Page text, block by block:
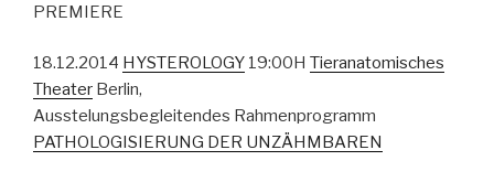
PREMIERE
18.12.2014 HYSTEROLOGY 19:00H Tieranatomisches
Theater Berlin,
Ausstelungsbegleitendes Rahmenprogramm
PATHOLOGISIERUNG DER UNZÄHMBAREN